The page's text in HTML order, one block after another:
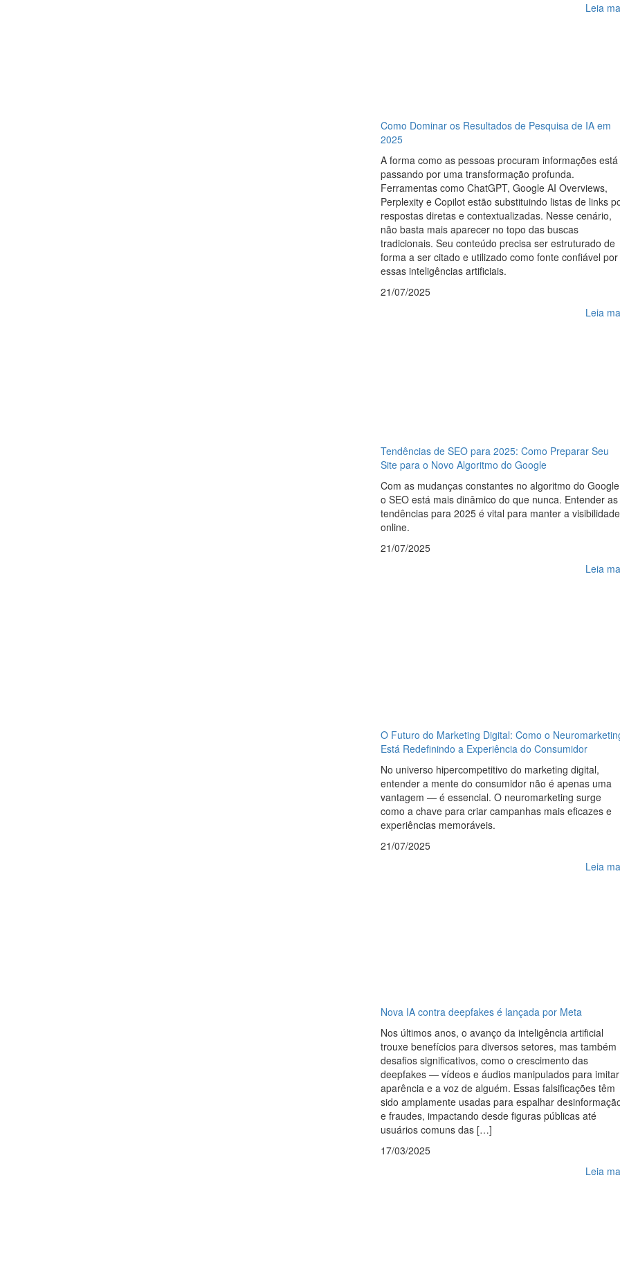
Leia
Como Dominar os Resultados de Pesquisa de IA em
2025
A forma como as pessoas procuram informações está
passando por uma transformação profunda.
Ferramentas como ChatGPT, Google AI Overviews,
Perplexity e Copilot estão substituindo listas de links
respostas diretas e contextualizadas. Nesse cenário,
não basta mais aparecer no topo das buscas
tradicionais. Seu conteúdo precisa ser estruturado de
forma a ser citado e utilizado como fonte confiável por
essas inteligências artificiais.
21/07/2025
Leia
Tendências de SEO para 2025: Como Preparar Seu
Site para o Novo Algoritmo do Google
Com as mudanças constantes no algoritmo do
o SEO está mais dinâmico do que nunca. Entender as
tendências para 2025 é vital para manter a visibilidade
online.
21/07/2025
Leia
O Futuro do Marketing Digital: Como o
Está Redefinindo a Experiência do Consumidor
No universo hipercompetitivo do marketing digital,
entender a mente do consumidor não é apenas uma
vantagem — é essencial. O neuromarketing surge
como a chave para criar campanhas mais eficazes e
experiências memoráveis.
21/07/2025
Leia
Nova IA contra deepfakes é lançada por Meta
Nos últimos anos, o avanço da inteligência artificial
trouxe benefícios para diversos setores, mas também
desafios significativos, como o crescimento das
deepfakes — vídeos e áudios manipulados para
aparência e a voz de alguém. Essas falsificações têm
sido amplamente usadas para espalhar
e fraudes, impactando desde figuras públicas até
usuários comuns das […]
17/03/2025
Leia